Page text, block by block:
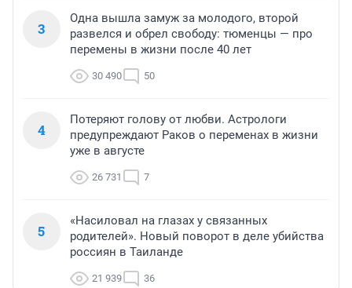
3
Одна вышла замуж за молодого, второй
развелся и обрел свободу: тюменцы — про
перемены в жизни после 40 лет
30 490 50
4
Потеряют голову от любви. Астрологи
предупреждают Раков о переменах в жизни
уже в августе
26 731 7
5
«Насиловал на глазах у связанных
родителей». Новый поворот в деле убийства
россиян в Таиланде
21 939 36